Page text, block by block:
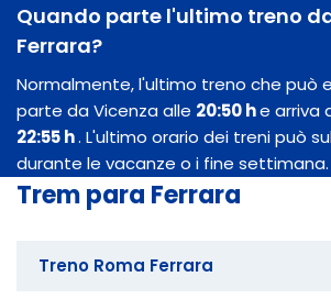
Quando parte l'ultimo treno
Ferrara?
Normalmente, l'ultimo treno che può
parte da Vicenza alle 20:50 he arriva
22:55 h. L'ultimo orario dei treni può
durante le vacanze o i fine settimana.
Trem para Ferrara
Treno Roma Ferrara